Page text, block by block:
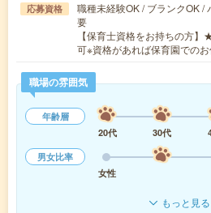
応募資格
職種未経験OK / ブランクOK /
要
【保育士資格をお持ちの方
可※資格があれば保育園での
職場の雰囲気
年齢層
20代
30代
男女比率
女性
もっと見る